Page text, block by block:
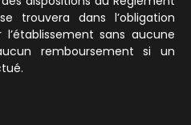
trouvera dans l’obligation
sans aucune
remboursement si un